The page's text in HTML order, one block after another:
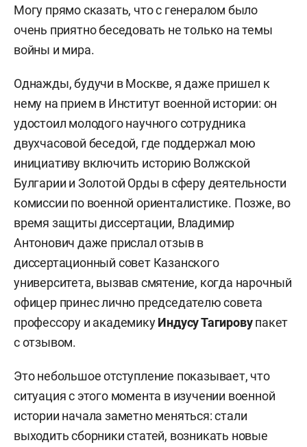
Могу прямо сказать, что с генералом было
очень приятно беседовать не только на темы
войны и мира.
Однажды, будучи в Москве, я даже пришел к
нему на прием в Институт военной истории: он
удостоил молодого научного сотрудника
двухчасовой беседой, где поддержал мою
инициативу включить историю Волжской
Булгарии и Золотой Орды в сферу деятельности
комиссии по военной ориенталистике. Позже, во
время защиты диссертации, Владимир
Антонович даже прислал отзыв в
диссертационный совет Казанского
университета, вызвав смятение, когда нарочный
офицер принес лично председателю совета
профессору и академикуИндусу Тагировупакет
с отзывом.
Это небольшое отступление показывает, что
ситуация с этого момента в изучении военной
истории начала заметно меняться: стали
выходить сборники статей, возникать новые